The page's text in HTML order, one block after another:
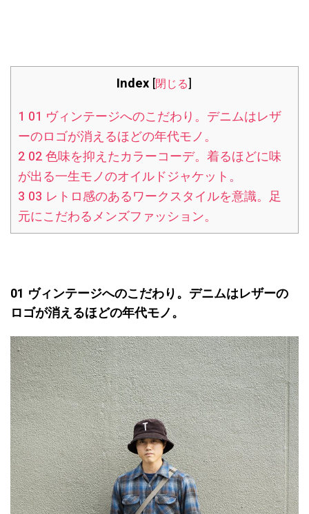
Index [閉じる]
1 01 ヴィンテージへのこだわり。デニムはレザ
ーのロゴが消えるほどの年代モノ。
202 色味を抑えたカラーコーデ。着るほどに味
が出る一生モノのオイルドジャケット。
3 03 レトロ感のあるワークスタイルを意識。足
元にこだわるメンズファッション。
01 ヴィンテージへのこだわり。デニムはレザーの
ロゴが消えるほどの年代モノ。